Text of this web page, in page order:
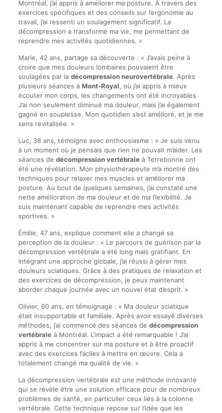
Montréal, j’ai appris à améliorer ma posture. À travers des
exercices spécifiques et des conseils sur l’ergonomie au
travail, j’ai ressenti un soulagement significatif. La
décompression a transformé ma vie, me permettant de
reprendre mes activités quotidiennes. »
Marie, 42 ans, partage sa découverte : « J’avais peine à
croire que mes douleurs lombaires pouvaient être
soulagées par la décompression neurovertébrale. Après
plusieurs séances à Mont-Royal, où j’ai appris à mieux
écouter mon corps, les changements ont été incroyables.
J’ai non seulement diminué ma douleur, mais j’ai également
gagné en souplesse. Mon quotidien s’est amélioré, et je me
sens revitalisée. »
Luc, 38 ans, témoigne avec enthousiasme : « Je suis venu
à un moment où je pensais que rien ne pouvait m’aider. Les
séances de décompression vertébraleà Terrebonne ont
été une révélation. Mon physiothérapeute m’a montré des
techniques pour relaxer mes muscles et améliorer ma
posture. Au bout de quelques semaines, j’ai constaté une
nette amélioration de ma douleur et de ma flexibilité. Je
suis maintenant capable de reprendre mes activités
sportives. »
Émilie, 47 ans, explique comment elle a changé sa
perception de la douleur : « Le parcours de guérison par la
décompression vertébrale a été long mais gratifiant. En
intégrant une approche globale, j’ai réussi à gérer mes
douleurs sciatiques. Grâce à des pratiques de relaxation et
des exercices de décompression, je peux maintenant
aborder chaque journée avec un nouvel état d’esprit. »
Olivier, 60 ans, en témoignage : « Ma douleur sciatique
était insupportable et familiale. Après avoir essayé diverses
méthodes, j’ai commencé des séances de décompression
vertébraleà Montréal. L’impact a été remarquable ! J’ai
appris à me concentrer sur ma posture et à être proactif
avec des exercices faciles à mettre en œuvre. Cela a
totalement changé ma qualité de vie. »
La décompression vertébrale est une méthode innovante
qui se révèle être une solution efficace pour de nombreux
problèmes de santé, en particulier ceux liés à la colonne
vertébrale. Cette technique repose sur l’idée que les